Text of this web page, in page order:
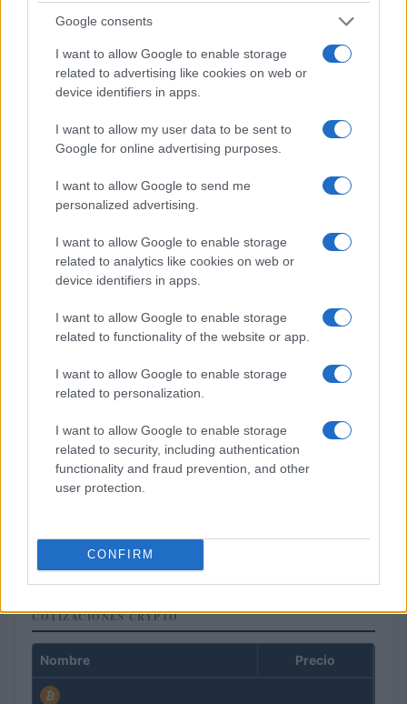
Google consents
I want to allow Google to enable storage
related to advertising like cookies on web or
device identifiers in apps.
I want to allow my user data to be sent to
Google for online advertising purposes.
I want to allow Google to send me
personalized advertising.
I want to allow Google to enable storage
related to analytics like cookies on web or
device identifiers in apps.
I want to allow Google to enable storage
related to functionality of the website or app.
I want to allow Google to enable storage
related to personalization.
I want to allow Google to enable storage
related to security, including authentication
functionality and fraud prevention, and other
user protection.
CONFIRM
El petróleo Brent cae un 8.46% y arrastra a las materias
NEWS
Lucía Herrera · 4 Ago 2026
COTIZACIONES CRYPTO
Nombre Precio